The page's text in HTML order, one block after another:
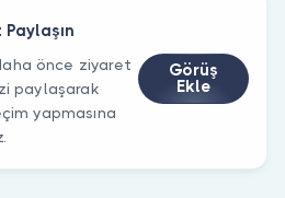
daha önce ziyaret
paylaşarak
yapmasına
Görüş
Ekle